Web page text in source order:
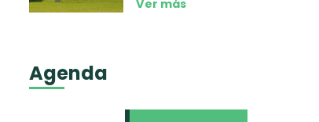
Ver más
Agenda